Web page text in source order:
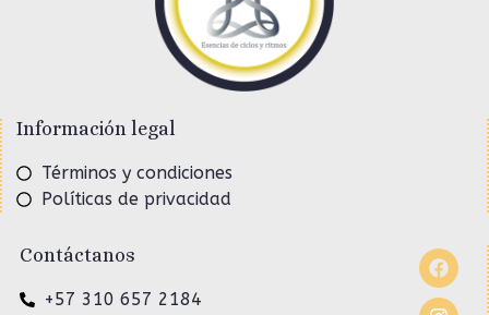
Información legal
Términos y condiciones
Políticas de privacidad
Contáctanos
+57 310 657 2184